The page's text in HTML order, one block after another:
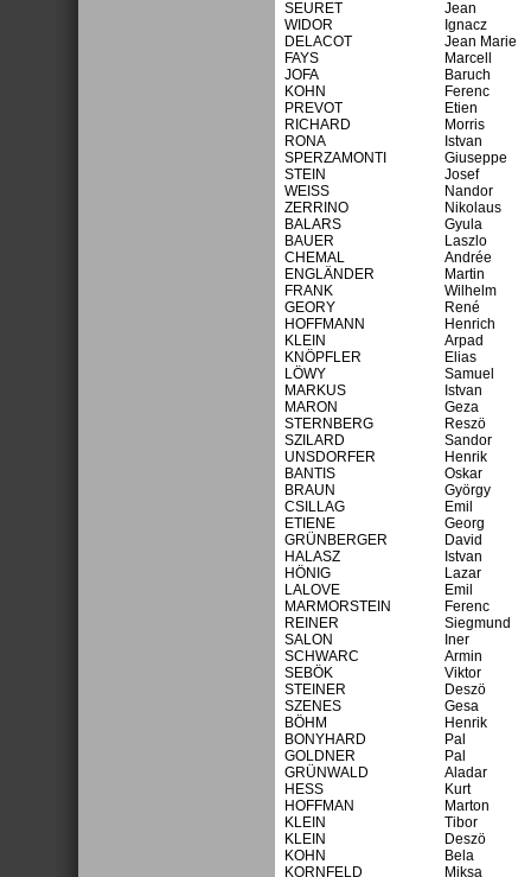
SEURET
Jean
WIDOR
Ignacz
DELACOT
Jean Marie
FAYS
Marcell
JOFA
Baruch
KOHN
Ferenc
PREVOT
Etien
RICHARD
Morris
RONA
Istvan
SPERZAMONTI
Giuseppe
STEIN
Josef
WEISS
Nandor
ZERRINO
Nikolaus
BALARS
Gyula
BAUER
Laszlo
CHEMAL
Andrée
ENGLÄNDER
Martin
FRANK
Wilhelm
GEORY
René
HOFFMANN
Henrich
KLEIN
Arpad
KNÖPFLER
Elias
LÖWY
Samuel
MARKUS
Istvan
MARON
Geza
STERNBERG
Reszö
SZILARD
Sandor
UNSDORFER
Henrik
BANTIS
Oskar
BRAUN
György
CSILLAG
Emil
ETIENE
Georg
GRÜNBERGER
David
HALASZ
Istvan
HÖNIG
Lazar
LALOVE
Emil
MARMORSTEIN
Ferenc
REINER
Siegmund
SALON
Iner
SCHWARC
Armin
SEBÖK
Viktor
STEINER
Deszö
SZENES
Gesa
BÖHM
Henrik
BONYHARD
Pal
GOLDNER
Pal
GRÜNWALD
Aladar
HESS
Kurt
HOFFMAN
Marton
KLEIN
Tibor
KLEIN
Deszö
KOHN
Bela
KORNFELD
Miksa